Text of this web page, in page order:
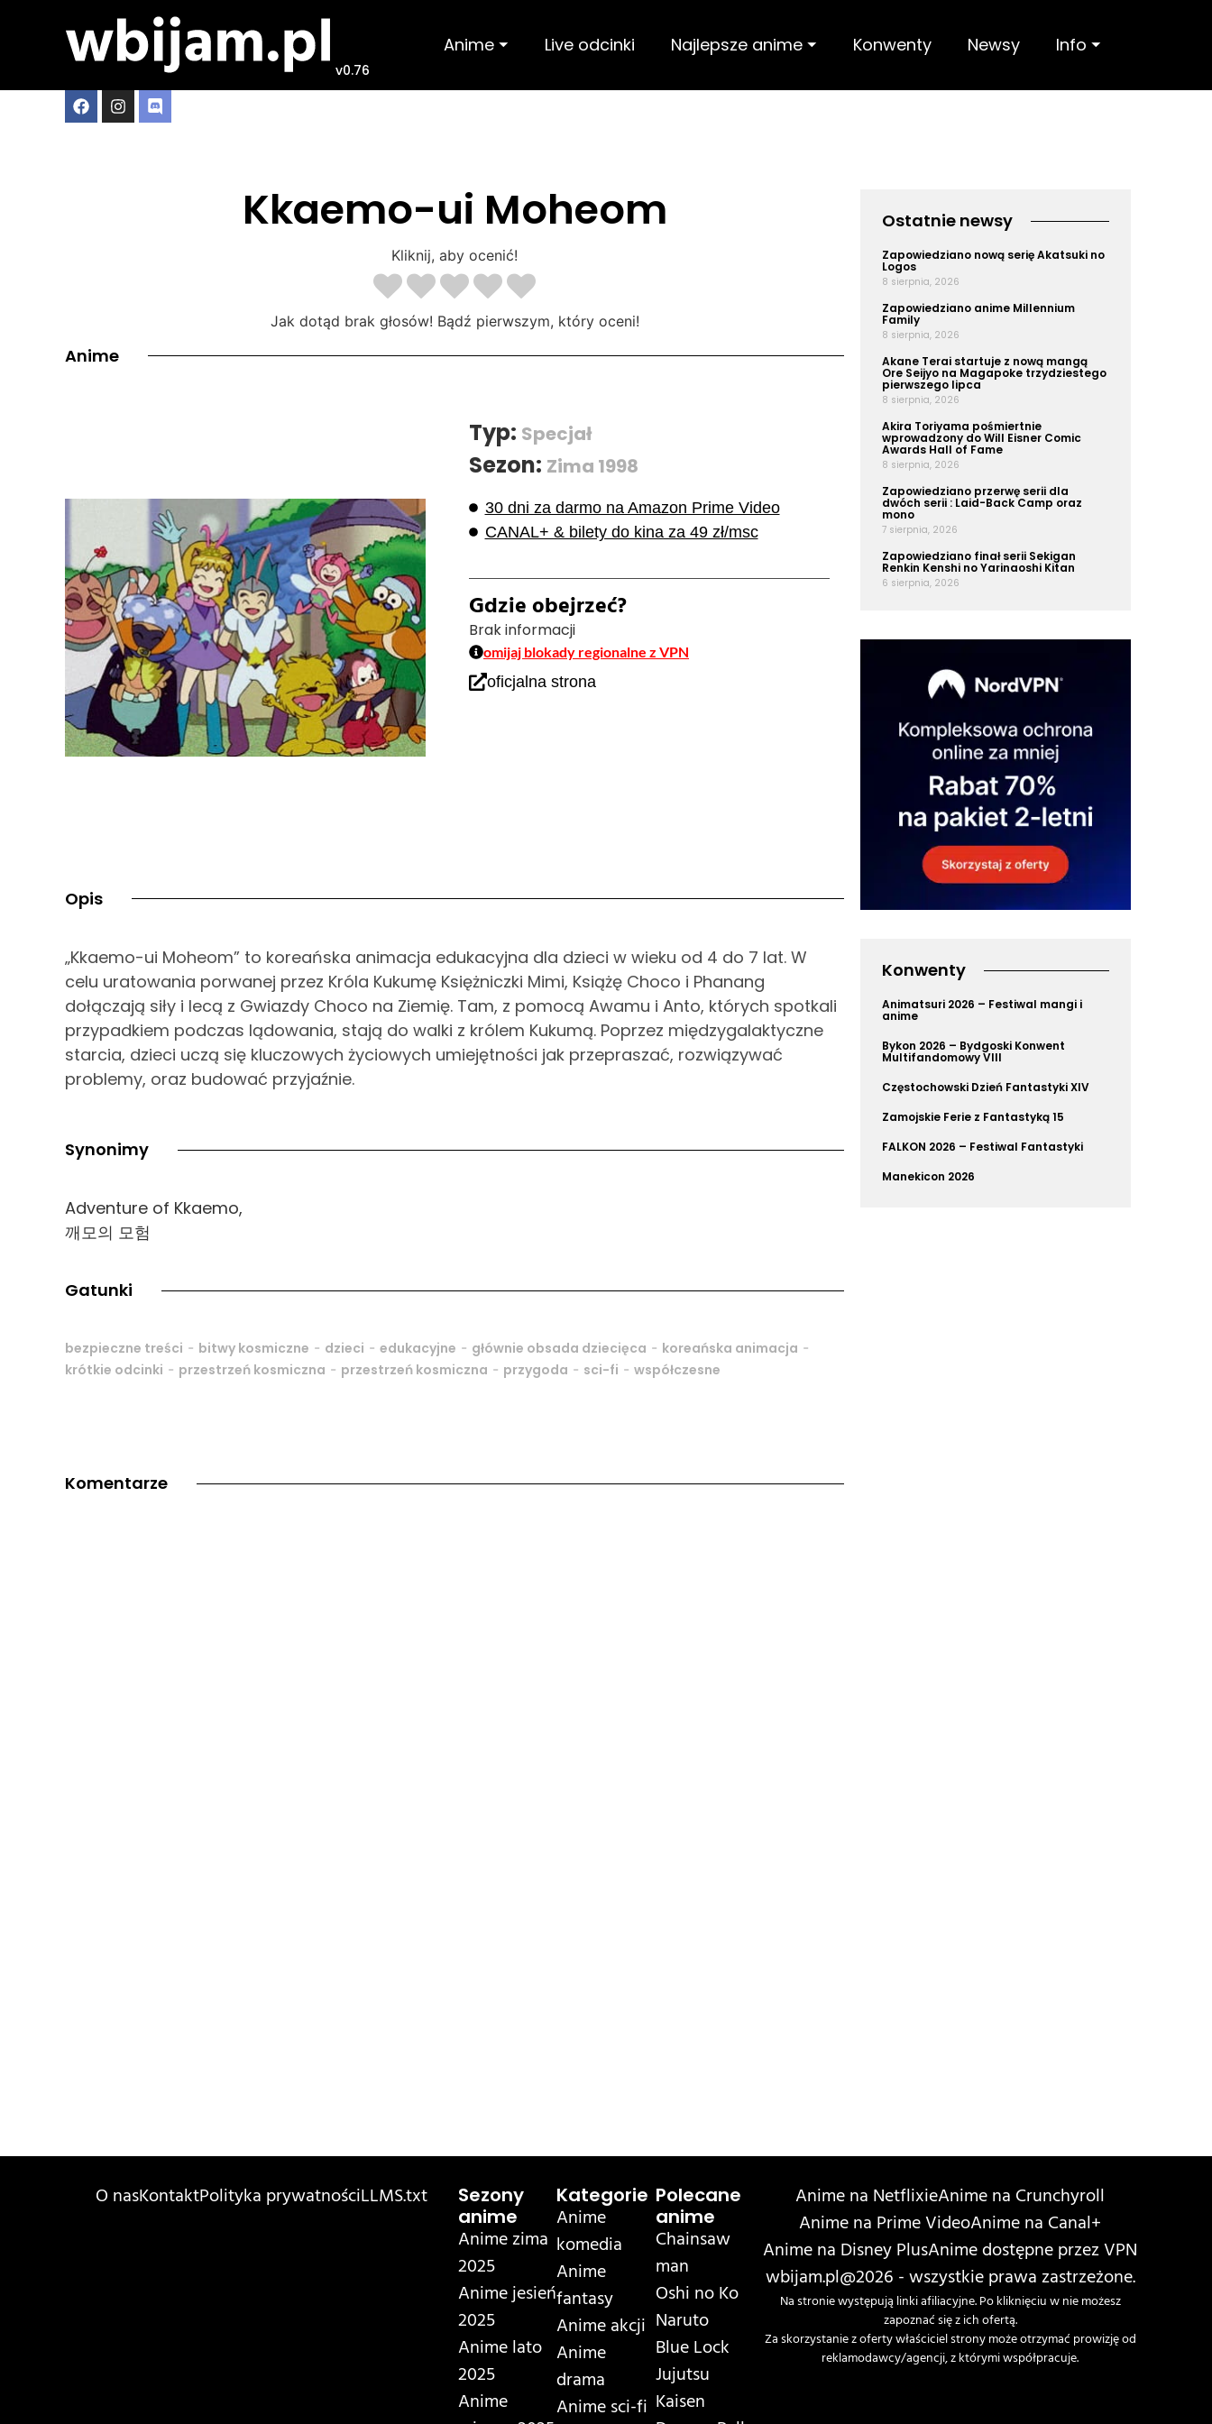
v0.76
Anime ⏷ Live odcinki Najlepsze anime ⏷ Konwenty Newsy Info ⏷
Kkaemo-ui Moheom
Kliknij, aby ocenić!
Jak dotąd brak głosów! Bądź pierwszym, który oceni!
Anime
Typ: Specjał
Sezon: Zima 1998
30 dni za darmo na Amazon Prime Video
CANAL+ & bilety do kina za 49 zł/msc
Gdzie obejrzeć?
Brak informacji
omijaj blokady regionalne z VPN
oficjalna strona
Opis
„Kkaemo-ui Moheom” to koreańska animacja edukacyjna dla dzieci w wieku od 4 do 7 lat. W
celu uratowania porwanej przez Króla Kukumę Księżniczki Mimi, Książę Choco i Phanang
dołączają siły i lecą z Gwiazdy Choco na Ziemię. Tam, z pomocą Awamu i Anto, których spotkali
przypadkiem podczas lądowania, stają do walki z królem Kukumą. Poprzez międzygalaktyczne
starcia, dzieci uczą się kluczowych życiowych umiejętności jak przepraszać, rozwiązywać
problemy, oraz budować przyjaźnie.
Synonimy
Adventure of Kkaemo,
깨모의 모험
Gatunki
bezpieczne treści - bitwy kosmiczne - dzieci - edukacyjne - głównie obsada dziecięca - koreańska animacja -
krótkie odcinki - przestrzeń kosmiczna - przestrzeń kosmiczna - przygoda - sci-fi - współczesne
Komentarze
Ostatnie newsy
Zapowiedziano nową serię Akatsuki no
Logos
8 sierpnia, 2026
Zapowiedziano anime Millennium
Family
8 sierpnia, 2026
Akane Terai startuje z nową mangą
Ore Seijyo na Magapoke trzydziestego
pierwszego lipca
8 sierpnia, 2026
Akira Toriyama pośmiertnie
wprowadzony do Will Eisner Comic
Awards Hall of Fame
8 sierpnia, 2026
Zapowiedziano przerwę serii dla
dwóch serii : Laid-Back Camp oraz
mono
7 sierpnia, 2026
Zapowiedziano finał serii Sekigan
Renkin Kenshi no Yarinaoshi Kitan
6 sierpnia, 2026
Konwenty
Animatsuri 2026 – Festiwal mangi i
anime
Bykon 2026 – Bydgoski Konwent
Multifandomowy VIII
Częstochowski Dzień Fantastyki XIV
Zamojskie Ferie z Fantastyką 15
FALKON 2026 – Festiwal Fantastyki
Manekicon 2026
O nasKontaktPolityka prywatnościLLMS.txt
Sezony
anime
Anime zima
2025
Anime jesień
2025
Anime lato
2025
Anime
Kategorie
Anime
komedia
Anime
fantasy
Anime akcji
Anime
drama
Anime sci-fi
Polecane
anime
Chainsaw
man
Oshi no Ko
Naruto
Blue Lock
Jujutsu
Kaisen
Anime na NetflixieAnime na Crunchyroll
Anime na Prime VideoAnime na Canal+
Anime na Disney PlusAnime dostępne przez VPN
wbijam.pl@2026 - wszystkie prawa zastrzeżone.
Na stronie występują linki afiliacyjne. Po kliknięciu w nie możesz
zapoznać się z ich ofertą.
Za skorzystanie z oferty właściciel strony może otrzymać prowizję od
reklamodawcy/agencji, z którymi współpracuje.